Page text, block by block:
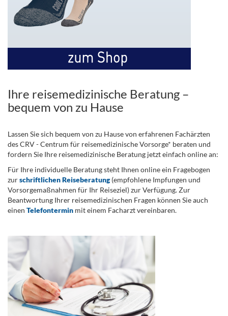
Ihre reisemedizinische Beratung –
bequem von zu Hause
Lassen Sie sich bequem von zu Hause von erfahrenen Fachärzten
des CRV - Centrum für reisemedizinische Vorsorge* beraten und
fordern Sie Ihre reisemedizinische Beratung jetzt einfach online an:
Für Ihre individuelle Beratung steht Ihnen online ein Fragebogen
zurschriftlichen Reiseberatung(empfohlene Impfungen und
Vorsorgemaßnahmen für Ihr Reiseziel) zur Verfügung. Zur
Beantwortung Ihrer reisemedizinischen Fragen können Sie auch
einen Telefontermin mit einem Facharzt vereinbaren.